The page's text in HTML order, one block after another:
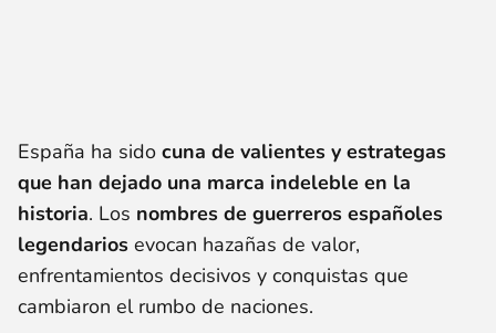
España ha sido cuna de valientes y estrategas
que han dejado una marca indeleble en la
historia. Los nombres de guerreros españoles
legendarios evocan hazañas de valor,
enfrentamientos decisivos y conquistas que
cambiaron el rumbo de naciones.